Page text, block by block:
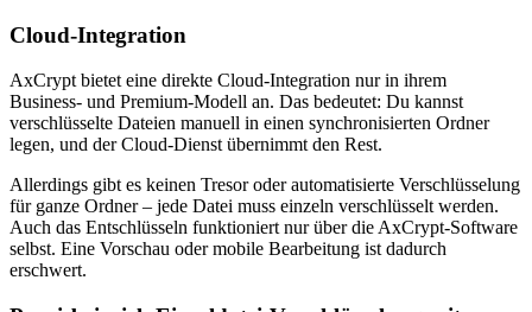
Cloud-Integration
AxCrypt bietet eine direkte Cloud-Integration nur in ihrem
Business- und Premium-Modell an. Das bedeutet: Du kannst
verschlüsselte Dateien manuell in einen synchronisierten Ordner
legen, und der Cloud-Dienst übernimmt den Rest.
Allerdings gibt es keinen Tresor oder automatisierte Verschlüsselung
für ganze Ordner – jede Datei muss einzeln verschlüsselt werden.
Auch das Entschlüsseln funktioniert nur über die AxCrypt-Software
selbst. Eine Vorschau oder mobile Bearbeitung ist dadurch
erschwert.